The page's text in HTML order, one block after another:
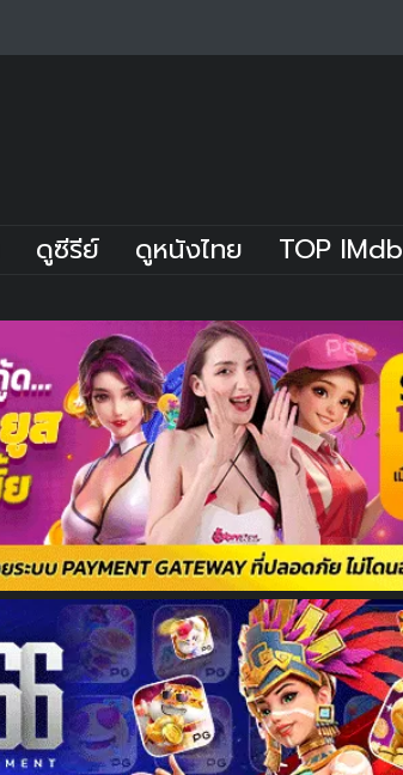
ดูซีรีย์ ดูหนังไทย TOP IMdb